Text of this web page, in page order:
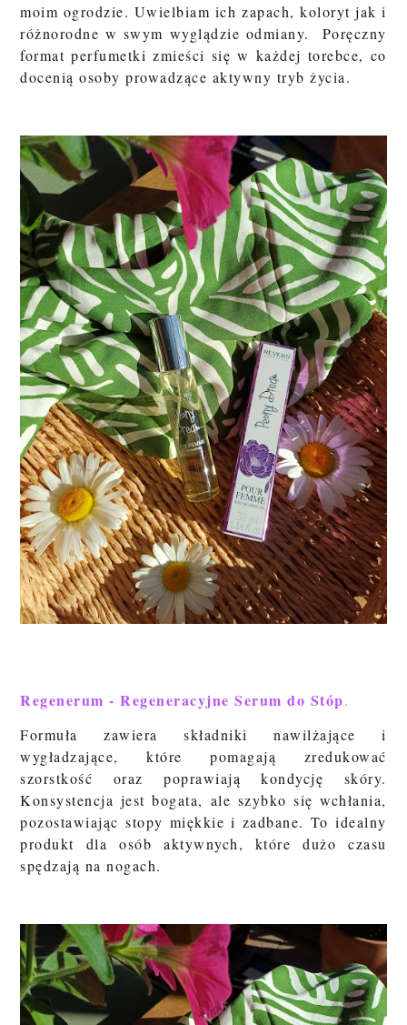
moim ogrodzie. Uwielbiam ich zapach, koloryt jak i
różnorodne w swym wyglądzie odmiany. Poręczny
format perfumetki zmieści się w każdej torebce, co
docenią osoby prowadzące aktywny tryb życia.
Regenerum - Regeneracyjne Serum do Stóp.
Formuła zawiera składniki nawilżające i
wygładzające, które pomagają zredukować
szorstkość oraz poprawiają kondycję skóry.
Konsystencja jest bogata, ale szybko się wchłania,
pozostawiając stopy miękkie i zadbane. To idealny
produkt dla osób aktywnych, które dużo czasu
spędzają na nogach.